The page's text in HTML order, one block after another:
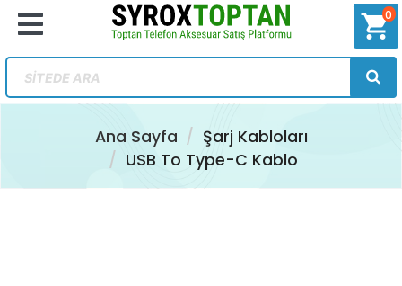
shopping_cart
0
Ana Sayfa
Şarj Kabloları
USB To Type-C Kablo